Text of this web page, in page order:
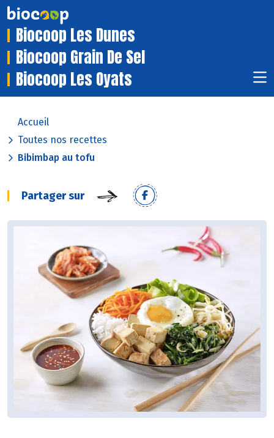
Biocoop Les Dunes
Biocoop Grain De Sel
Biocoop Les Oyats
Accueil
Toutes nos recettes
Bibimbap au tofu
Partager sur